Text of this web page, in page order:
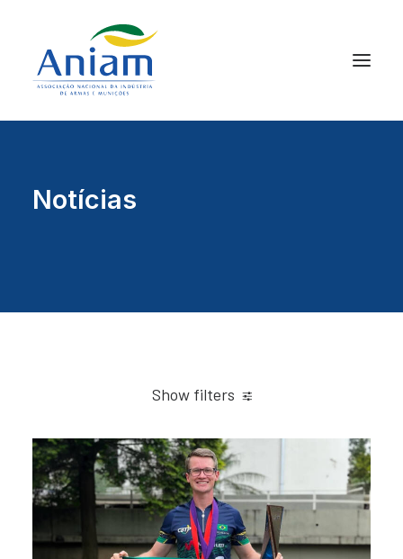
Notícias
Show filters